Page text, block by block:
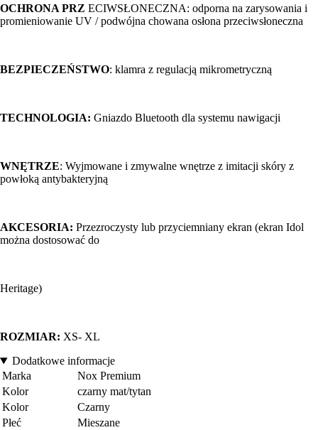
OCHRONA PRZ ECIWSŁONECZNA: odporna na zarysowania i
promieniowanie UV / podwójna chowana osłona przeciwsłoneczna
BEZPIECZEŃSTWO: klamra z regulacją mikrometryczną
TECHNOLOGIA: Gniazdo Bluetooth dla systemu nawigacji
WNĘTRZE: Wyjmowane i zmywalne wnętrze z imitacji skóry z
powłoką antybakteryjną
AKCESORIA: Przezroczysty lub przyciemniany ekran (ekran Idol
można dostosować do
Heritage)
ROZMIAR: XS- XL
Dodatkowe informacje
Marka
Nox Premium
Kolor
czarny mat/tytan
Kolor
Czarny
Płeć
Mieszane